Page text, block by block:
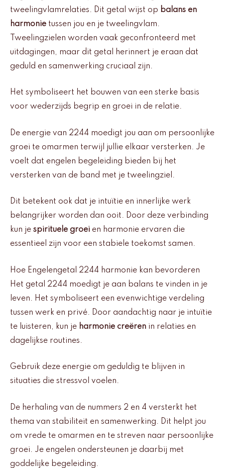
tweelingvlamrelaties. Dit getal wijst op balans en
harmonie tussen jou en je tweelingvlam.
Tweelingzielen worden vaak geconfronteerd met
uitdagingen, maar dit getal herinnert je eraan dat
geduld en samenwerking cruciaal zijn.
Het symboliseert het bouwen van een sterke basis
voor wederzijds begrip en groei in de relatie.
De energie van 2244 moedigt jou aan om persoonlijke
groei te omarmen terwijl jullie elkaar versterken. Je
voelt dat engelen begeleiding bieden bij het
versterken van de band met je tweelingziel.
Dit betekent ook dat je intuïtie en innerlijke werk
belangrijker worden dan ooit. Door deze verbinding
kun je spirituele groei en harmonie ervaren die
essentieel zijn voor een stabiele toekomst samen.
Hoe Engelengetal 2244 harmonie kan bevorderen
Het getal 2244 moedigt je aan balans te vinden in je
leven. Het symboliseert een evenwichtige verdeling
tussen werk en privé. Door aandachtig naar je intuïtie
te luisteren, kun je harmonie creëren in relaties en
dagelijkse routines.
Gebruik deze energie om geduldig te blijven in
situaties die stressvol voelen.
De herhaling van de nummers 2 en 4 versterkt het
thema van stabiliteit en samenwerking. Dit helpt jou
om vrede te omarmen en te streven naar persoonlijke
groei. Je engelen ondersteunen je daarbij met
goddelijke begeleiding.